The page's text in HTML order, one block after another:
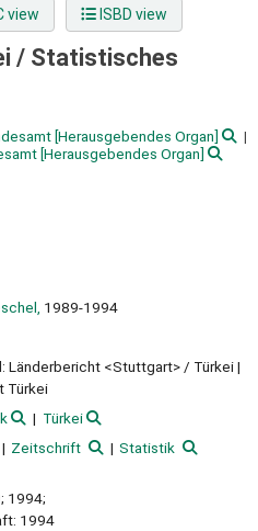
view ISBD view
/ Statistisches
[Herausgebendes Organ]
[Herausgebendes Organ]
1989-1994
Länderbericht <Stuttgart> / Türkei
Türkei
Türkei
Zeitschrift
Statistik
1994;
1994